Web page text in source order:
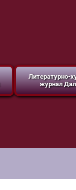
Литературно-
журнал